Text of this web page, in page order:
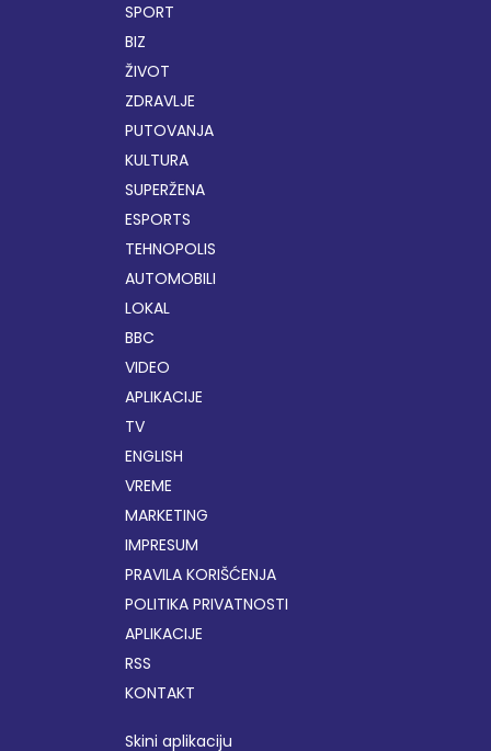
SPORT
BIZ
ŽIVOT
ZDRAVLJE
PUTOVANJA
KULTURA
SUPERŽENA
ESPORTS
TEHNOPOLIS
AUTOMOBILI
LOKAL
BBC
VIDEO
APLIKACIJE
TV
ENGLISH
VREME
MARKETING
IMPRESUM
PRAVILA KORIŠĆENJA
POLITIKA PRIVATNOSTI
APLIKACIJE
RSS
KONTAKT
Skini aplikaciju